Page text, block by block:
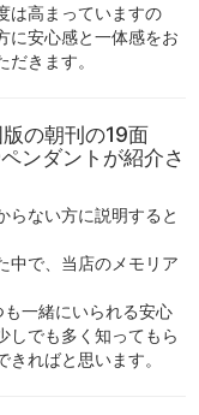
は高まっていますの
に安心感と一体感をお
きます。
の朝刊の19面
ンダントが紹介さ
らない方に説明すると
中で、当店のメモリア
一緒にいられる安心
しでも多く知ってもら
ればと思います。